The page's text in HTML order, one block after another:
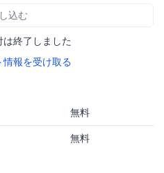
込む
終了しました
情報を受け取る
無料
無料